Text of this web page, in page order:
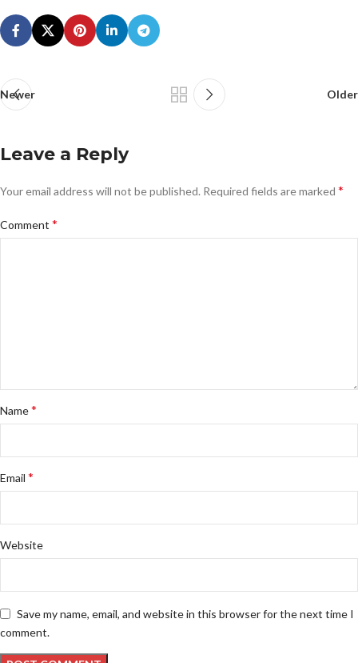
Newer Older
Leave a Reply
Your email address will not be published. Required fields are marked *
Comment *
Name*
Email *
Website
Save my name, email, and website in this browser for the next time I
comment.